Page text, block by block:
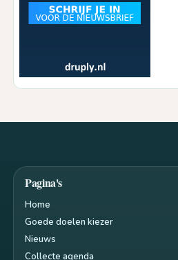
Pagina's
Home
Goede doelen kiezer
Nieuws
Collecte agenda